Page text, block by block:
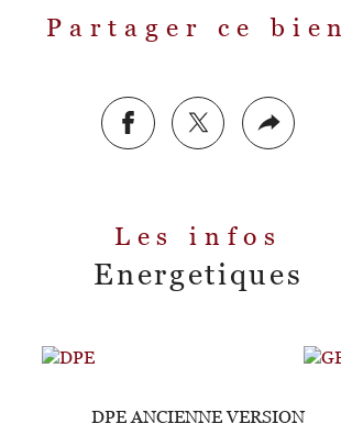
Partager ce bien
Les infos
Energetiques
DPE ANCIENNE VERSION